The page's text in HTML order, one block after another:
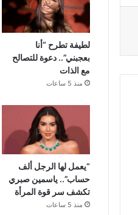
لطيفة تطرح “أنا
بعجبني”.. دعوة للتصالح
مع الذات
منذ 5 ساعات
“يعمل لها الرجل ألف
حساب”.. ياسمين صبري
تكشف سر قوة المرأة
منذ 5 ساعات